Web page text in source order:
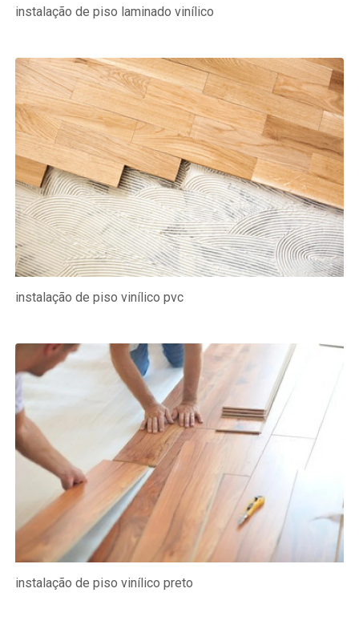
instalação de piso laminado vinílico
instalação de piso vinílico pvc
instalação de piso vinílico preto